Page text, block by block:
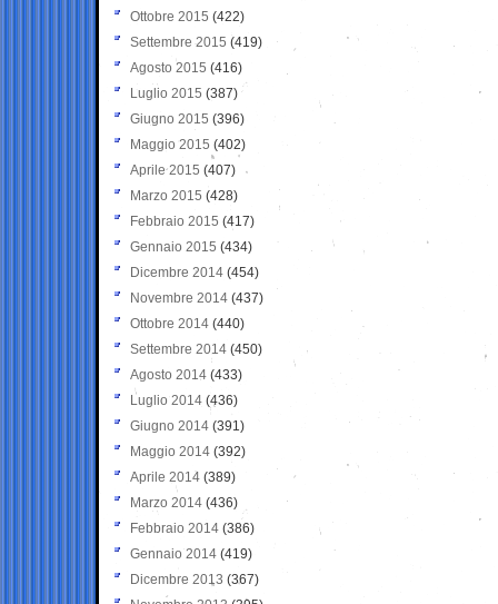
Ottobre 2015 (422)
Settembre 2015 (419)
Agosto 2015 (416)
Luglio 2015 (387)
Giugno 2015 (396)
Maggio 2015 (402)
Aprile 2015 (407)
Marzo 2015 (428)
Febbraio 2015 (417)
Gennaio 2015 (434)
Dicembre 2014 (454)
Novembre 2014 (437)
Ottobre 2014 (440)
Settembre 2014 (450)
Agosto 2014 (433)
Luglio 2014 (436)
Giugno 2014 (391)
Maggio 2014 (392)
Aprile 2014 (389)
Marzo 2014 (436)
Febbraio 2014 (386)
Gennaio 2014 (419)
Dicembre 2013 (367)